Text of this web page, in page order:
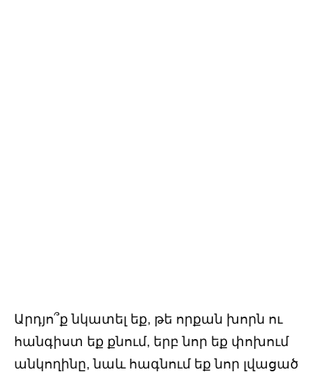
Արդյո՞ք նկատել եք, թե որքան խորն ու
հանգիստ եք քնում, երբ նոր եք փոխում
անկողինը, նաև հագնում եք նոր լվացած